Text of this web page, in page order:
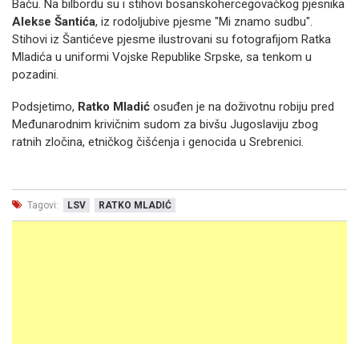
Baču. Na bilbordu su i stihovi bosanskohercegovačkog pjesnika
Alekse Šantića, iz rodoljubive pjesme "Mi znamo sudbu".
Stihovi iz Šantićeve pjesme ilustrovani su fotografijom Ratka
Mladića u uniformi Vojske Republike Srpske, sa tenkom u
pozadini.
Podsjetimo, Ratko Mladić osuđen je na doživotnu robiju pred
Međunarodnim krivičnim sudom za bivšu Jugoslaviju zbog
ratnih zločina, etničkog čišćenja i genocida u Srebrenici.
Tagovi: LSV RATKO MLADIĆ